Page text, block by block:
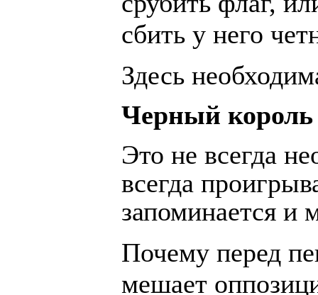
сбить у него
Здесь
Черный король
Это не всегда
всегда
запоминается и
Почему перед
мешает